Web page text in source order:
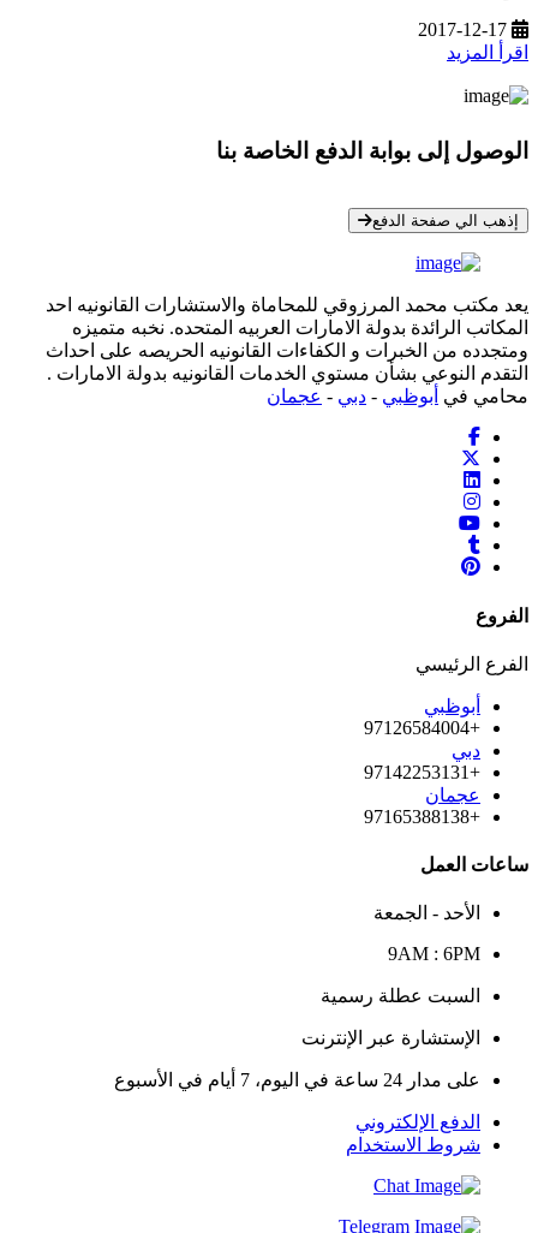
2017-12-17
اقرأ المزيد
الوصول إلى بوابة الدفع الخاصة بنا
إذهب الي صفحة الدفع
يعد مكتب محمد المرزوقي للمحاماة والاستشارات القانونيه احد
المكاتب الرائدة بدولة الامارات العربيه المتحده. نخبه متميزه
ومتجدده من الخبرات و الكفاءات القانونيه الحريصه على احداث
التقدم النوعي بشأن مستوي الخدمات القانونيه بدولة الامارات .
محامي في أبوظبي - دبي - عجمان
الفروع
الفرع الرئيسي
أبوظبي
+97126584004
دبي
+97142253131
عجمان
+97165388138
ساعات العمل
الأحد - الجمعة
9AM : 6PM
السبت عطلة رسمية
الإستشارة عبر الإنترنت
على مدار 24 ساعة في اليوم، 7 أيام في الأسبوع
الدفع الإلكتروني
شروط الاستخدام